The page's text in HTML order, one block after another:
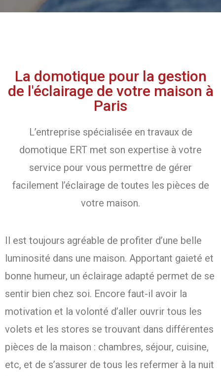
La domotique pour la gestion
de l'éclairage de votre maison à
Paris
L’entreprise spécialisée en travaux de
domotique ERT met son expertise à votre
service pour vous permettre de gérer
facilement l’éclairage de toutes les pièces de
votre maison.
Il est toujours agréable de profiter d’une belle
luminosité dans une maison. Apportant gaieté et
bonne humeur, un éclairage adapté permet de se
sentir bien chez soi. Encore faut-il avoir la
motivation et la volonté d’aller ouvrir tous les
volets et les stores se trouvant dans différentes
pièces de la maison : chambres, séjour, cuisine,
etc, et de s’assurer de tous les refermer à la nuit